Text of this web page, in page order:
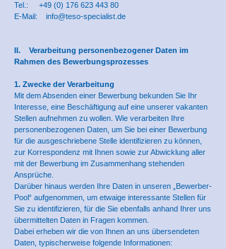
Tel.: +49 (0) 176 623 443 80
E-Mail: info@teso-specialist.de
II. Verarbeitung personenbezogener Daten im
Rahmen des Bewerbungsprozesses
1. Zwecke der Verarbeitung
Mit dem Absenden einer Bewerbung bekunden Sie Ihr
Interesse, eine Beschäftigung auf eine unserer vakanten
Stellen aufnehmen zu wollen. Wie verarbeiten Ihre
personenbezogenen Daten, um Sie bei einer Bewerbung
für die ausgeschriebene Stelle identifizieren zu können,
zur Korrespondenz mit Ihnen sowie zur Abwicklung aller
mit der Bewerbung im Zusammenhang stehenden
Ansprüche.
Darüber hinaus werden Ihre Daten in unseren „Bewerber-
Pool“ aufgenommen, um etwaige interessante Stellen für
Sie zu identifizieren, für die Sie ebenfalls anhand Ihrer uns
übermittelten Daten in Fragen kommen.
Dabei erheben wir die von Ihnen an uns übersendeten
Daten, typischerweise folgende Informationen: